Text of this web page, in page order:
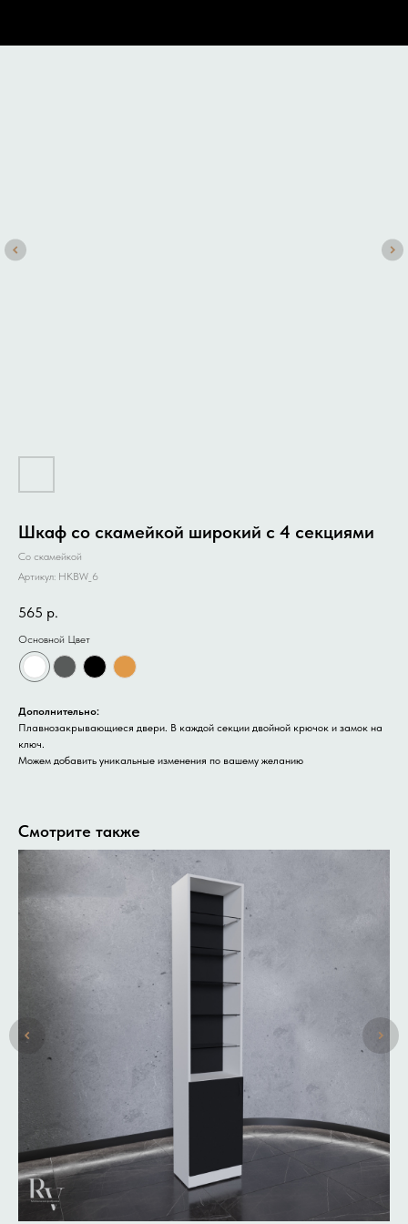
Шкаф со скамейкой широкий с 4 секциями
Со скамейкой
Артикул: HKBW_6
565 р.
Основной Цвет
Дополнительно:
Плавнозакрывающиеся двери. В каждой секции двойной крючок и замок на
ключ.
Можем добавить уникальные изменения по вашему желанию
Смотрите также